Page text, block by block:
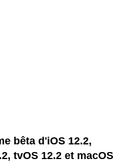
bêta d'iOS 12.2,
tvOS 12.2 et macOS